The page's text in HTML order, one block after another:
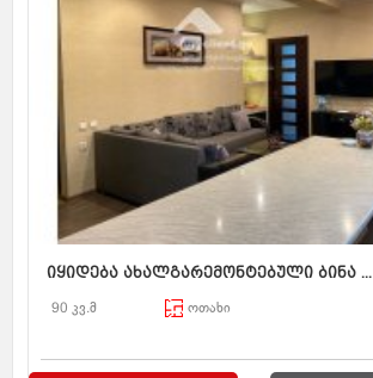
იყიდება ახალგარემონტებული ბინა ...
90 კვ.მ ოთახი